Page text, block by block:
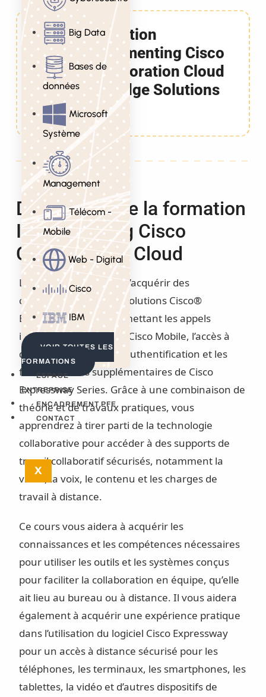
Big Data
Bases de
données
Microsoft
Système
Management
Télécom -
Mobile
Web - Digital
Cisco
IBM
VOIR TOUTES LES
FORMATIONS
ESPACE
ENTREPRISE
ENCADREMENT PFE
CONTACT
X
Formation
Implementing Cisco
Collaboration Cloud
and Edge Solutions
5 Jours
Description de la formation
Implementing Cisco
Collaboration Cloud
Le cours vous permet d’acquérir des
connaissances sur les solutions Cisco®
Expressway Series permettant les appels
interentreprises (B2B), Cisco Mobile, l’accès à
distance, les options d’authentification et les
fonctionnalités supplémentaires de Cisco
Expressway Series. Grâce à une combinaison de
théorie et de travaux pratiques, vous
apprendrez à tirer parti de la technologie
collaborative pour accéder à des supports de
travail collaboratif sécurisés, notamment la
vidéo, la voix, le contenu et les charges de
travail à distance.
Ce cours vous aidera à acquérir les
connaissances et les compétences nécessaires
pour utiliser les outils et les systèmes conçus
pour faciliter la collaboration en équipe, qu’elle
ait lieu au bureau ou à distance. Il vous aidera
également à acquérir une expérience pratique
dans l’utilisation du logiciel Cisco Expressway
pour un accès à distance sécurisé pour les
téléphones, les terminaux, les smartphones, les
tablettes, la vidéo et d’autres dispositifs de